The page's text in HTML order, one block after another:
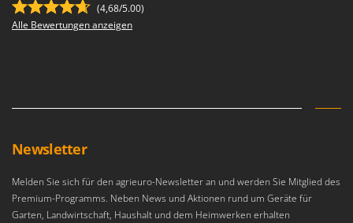
(4,68/5.00)
Alle Bewertungen anzeigen
Newsletter
Melden Sie sich für den agrieuro-Newsletter an und werden Sie Mitglied des
Premium-Programms. Neben News und Aktionen rund um Geräte für
Garten, Landwirtschaft, Haushalt und dem Heimwerken erhalten